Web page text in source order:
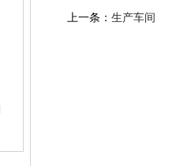
上一条： 生产车间